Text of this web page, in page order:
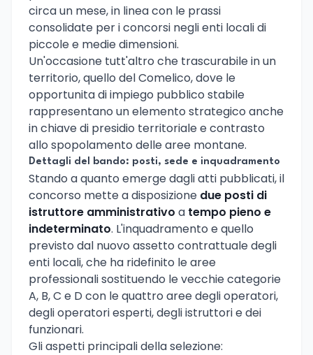
circa un mese, in linea con le prassi
consolidate per i concorsi negli enti locali di
piccole e medie dimensioni.
Un'occasione tutt'altro che trascurabile in un
territorio, quello del Comelico, dove le
opportunita di impiego pubblico stabile
rappresentano un elemento strategico anche
in chiave di presidio territoriale e contrasto
allo spopolamento delle aree montane.
Dettagli del bando: posti, sede e inquadramento
Stando a quanto emerge dagli atti pubblicati, il
concorso mette a disposizione due posti di
istruttore amministrativo a tempo pieno e
indeterminato. L'inquadramento e quello
previsto dal nuovo assetto contrattuale degli
enti locali, che ha ridefinito le aree
professionali sostituendo le vecchie categorie
A, B, C e D con le quattro aree degli operatori,
degli operatori esperti, degli istruttori e dei
funzionari.
Gli aspetti principali della selezione: